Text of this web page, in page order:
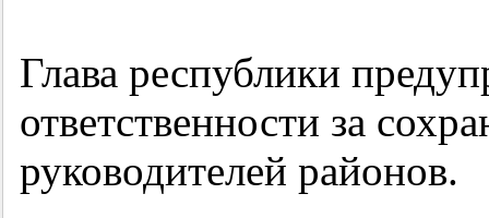
Глава республики
ответственности за
руководителей районов.